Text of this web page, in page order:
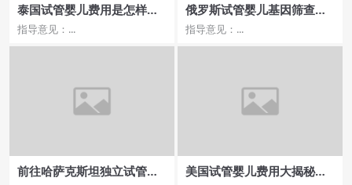
泰国试管婴儿费用是怎样计
算的，或者有哪些隐性费用
需要注意
指导意见：...
俄罗斯试管婴儿基因筛查费
用与成功率，医院排名哪家
更可靠？
指导意见：...
前往哈萨克斯坦独立试管婴
美国试管婴儿费用大揭秘，